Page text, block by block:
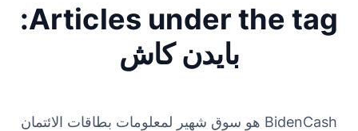
Articles under the tag:
بايدن كاش
BidenCash هو سوق شهير لمعلومات بطاقات الائتمان